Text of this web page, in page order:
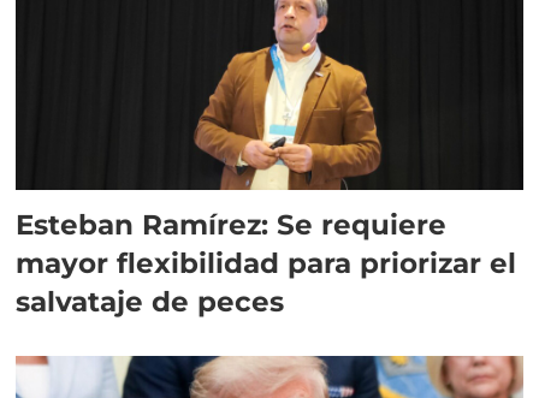
Esteban Ramírez: Se requiere
mayor flexibilidad para priorizar el
salvataje de peces